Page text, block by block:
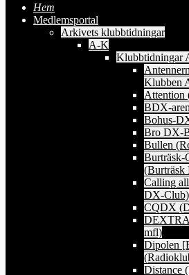
Hem
Medlemsportal
Arkivets klubbtidningar
A-K
Klubbtidningar
Klubben
Attention
BDX-
Bohus-
Bro DX-
Bullen
Burträsk-
Calling
DX-Club)
CQDX
mfl)
Dipolen
Distance